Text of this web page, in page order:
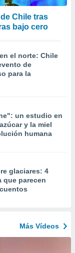
Chile tras
bajo cero
el norte: Chile
de
para la
un estudio en
y la miel
humana
glaciares: 4
que parecen
Más Vídeos